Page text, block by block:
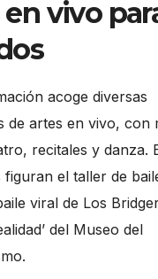
vivo
acoge diversas
de artes en vivo, con
recitales y danza.
figuran el taller de
viral de Los
del Museo del